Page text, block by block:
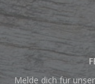
Melde dich für